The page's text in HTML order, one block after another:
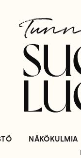
NÄKÖKULMIA